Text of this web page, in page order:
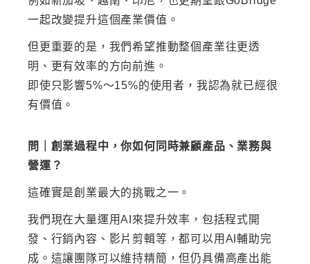
一起改變提升這個產業價值。
但更重要的是，我們希望推動整個產業往更透
明、更有效率的方向前進。
即使只影響5%～15%的使用者，我認為就已經很
有價值。
問｜創業過程中，你如何同時兼顧產品、業務與
營運？
這確實是創業最大的挑戰之一。
我們現在大量運用AI來提升效率，包括程式開
發、行銷內容、影片剪輯等，都可以用AI輔助完
成。這讓團隊可以維持精簡，但仍具備高產出能